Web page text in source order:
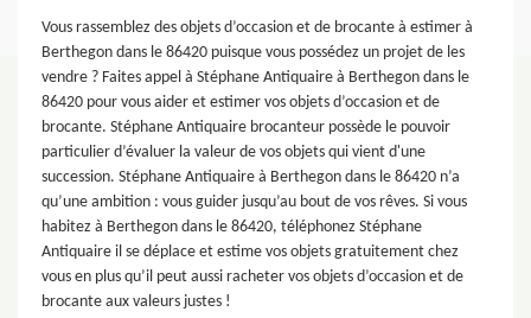
Vous rassemblez des objets d’occasion et de brocante à estimer à
Berthegon dans le 86420 puisque vous possédez un projet de les
vendre ? Faites appel à Stéphane Antiquaire à Berthegon dans le
86420 pour vous aider et estimer vos objets d’occasion et de
brocante. Stéphane Antiquaire brocanteur possède le pouvoir
particulier d’évaluer la valeur de vos objets qui vient d'une
succession. Stéphane Antiquaire à Berthegon dans le 86420 n’a
qu’une ambition : vous guider jusqu’au bout de vos rêves. Si vous
habitez à Berthegon dans le 86420, téléphonez Stéphane
Antiquaire il se déplace et estime vos objets gratuitement chez
vous en plus qu’il peut aussi racheter vos objets d’occasion et de
brocante aux valeurs justes !